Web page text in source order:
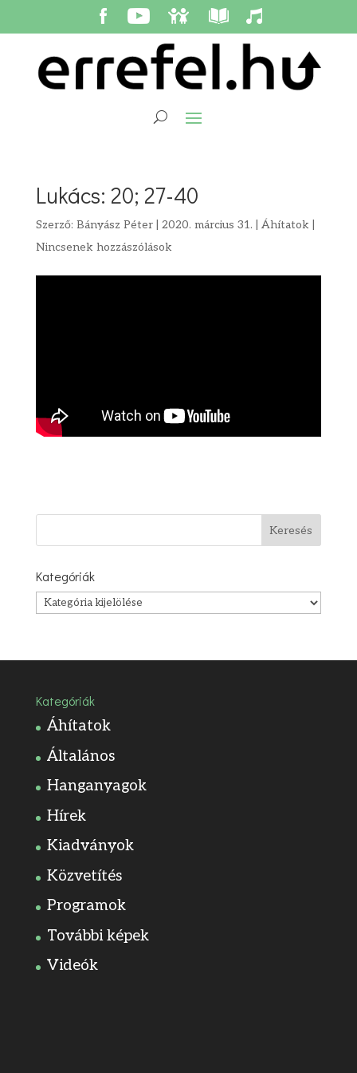
Lukács: 20; 27-40
Szerző: Bányász Péter| 2020. március 31. Áhítatok
Nincsenek hozzászólások
Kategóriák
Kategóriák
Kategóriák
Áhítatok
Általános
Hanganyagok
Hírek
Kiadványok
Közvetítés
Programok
További képek
Videók